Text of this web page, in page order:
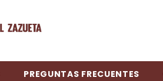
PREGUNTAS FRECUENTES